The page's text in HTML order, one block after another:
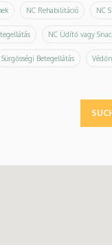
NC Rehabilitáció NC
NC Üdítő vagy
Sürgősségi Betegellátás